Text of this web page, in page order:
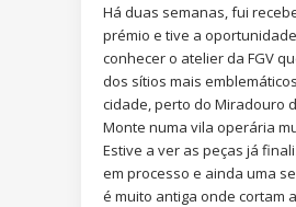
Há duas semanas, fui
prémio e tive a
conhecer o atelier da FGV
dos sítios mais
cidade, perto do Miradouro
Monte numa vila operária
Estive a ver as peças já
em processo e ainda uma
é muito antiga onde cortam